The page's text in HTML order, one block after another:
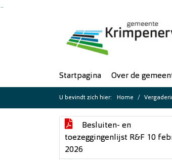
Startpagina Over de
U bevindt zich hier: Home
Besluiten- en
toezeggingenlijst R&F 10
2026